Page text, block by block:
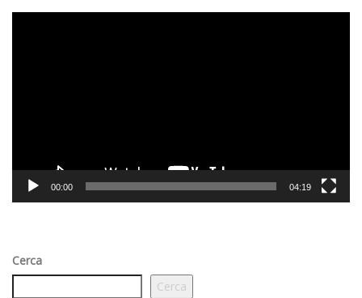
00:00 04:19
Cerca
Cerca